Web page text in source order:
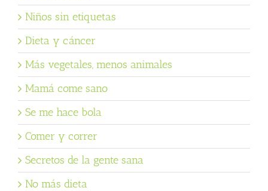
Niños sin etiquetas
Dieta y cáncer
Más vegetales, menos animales
Mamá come sano
Se me hace bola
Comer y correr
Secretos de la gente sana
No más dieta